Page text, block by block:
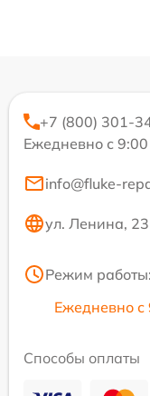
+7 (800) 301-
Ежедневно с
info@fluke-
ул. Ленина, 23
Режим работы:
Ежедневно с
Способы оплаты